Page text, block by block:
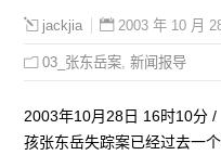
jackjia 2003 年 10 月
03_张东岳案 ,新闻报导
2003年10月28日 16时10分
孩张东岳失踪案已经过去一